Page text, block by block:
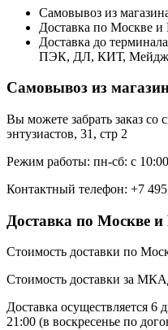
Самовывоз из
Доставка по Москве и
Доставка до
ПЭК, ДЛ, КИТ,
Самовывоз из
Вы можете забрать заказ со
энтузиастов, 31, стр 2
Режим работы: пн-сб: с
Контактный телефон: +7
Доставка по Москве
Стоимость доставки по
Стоимость доставки за
Доставка осуществляется 6
21:00 (в воскресенье по